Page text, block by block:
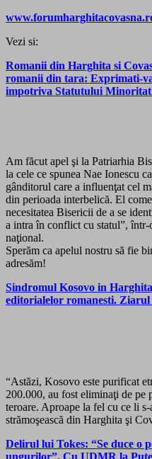
Vezi si:
Romanii din Harghita si
romanii din tara: Exprimati-
impotriva Statutului
Am făcut apel şi la Patriarhia
la cele ce spunea Nae Ionescu
gânditorul care a influenţat cel
din perioada interbelică. El
necesitatea Bisericii de a se
a intra în conflict cu statul”, într-
naţional.
Sperăm ca apelul nostru să fie
adresăm!
Sindromul Kosovo in
editorialelor romanesti.
“Astăzi, Kosovo este purificat
200.000, au fost eliminaţi de pe
teroare. Aproape la fel cu ce li
strămoşească din Harghita şi
Delirul lui Tokes: “Se duce o
ungurilor”. Cu UDMR la